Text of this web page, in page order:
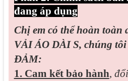
đang áp dụng
Chị em có thể hoàn toàn
VẢI ÁO DÀI S, chúng
ĐẢM:
1. Cam kết bảo hành,